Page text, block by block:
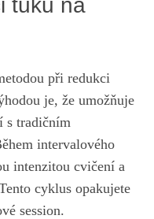
při redukci
je, že umožňuje‍
s ​tradičním​
intervalového
intenzitou cvičení a
cyklus opakujete
session.